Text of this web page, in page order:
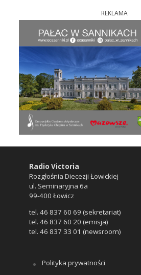
REKLAMA
Radio Victoria
Rozgłośnia Diecezji Łowickiej
ul. Seminaryjna 6a
99-400 Łowicz
tel. 46 837 60 69 (sekretariat)
tel. 46 837 60 20 (emisja)
tel. 46 837 33 01 (newsroom)
Polityka prywatności